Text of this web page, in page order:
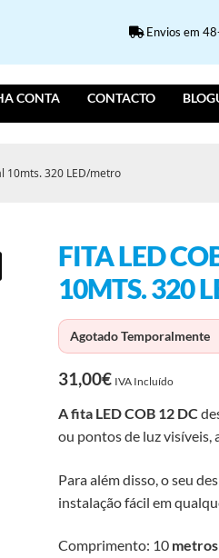
Envios em
CONTA CONTACTO
10mts. 320 LED/metro
FITA LED
10MTS. 320
Agotado Temporalmente
31,00€ IVA Incluído
A fita LED COB 12 DC
ou pontos de luz visíveis,
Para além disso, o seu
instalação fácil em
Comprimento: 10 metros